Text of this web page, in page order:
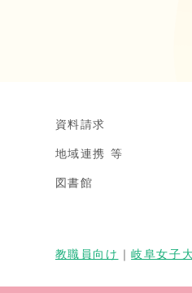
資料請求
地域連携 等
図書館
教職員向け ｜岐阜女子